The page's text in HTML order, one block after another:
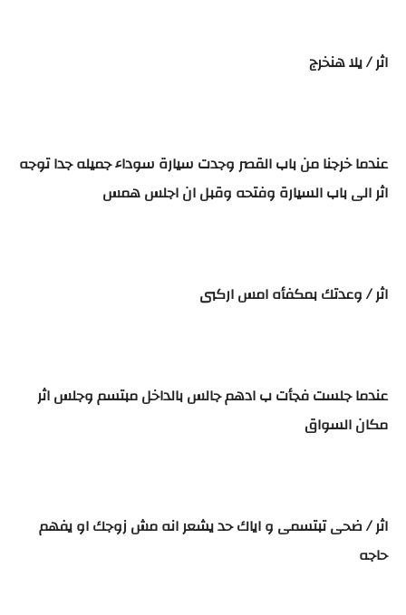
اثر / يلا هنخرج
عندما خرجنا من باب القصر وجدت سيارة سوداء جميله جدا توجه
اثر الى باب السيارة وفتحه وقبل ان اجلس همس
اثر / وعدتك بمكفأه امس اركبى
عندما جلست فجأت ب ادهم جالس بالداخل مبتسم وجلس اثر
مكان السواق
اثر / ضحى تبتسمى و اياك حد يشعر انه مش زوجك او يفهم
حاجه